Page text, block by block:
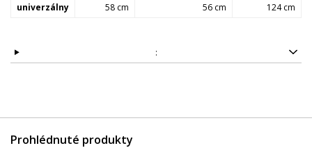
univerzálny
58 cm 56 cm 124 cm
:
Prohlédnuté produkty